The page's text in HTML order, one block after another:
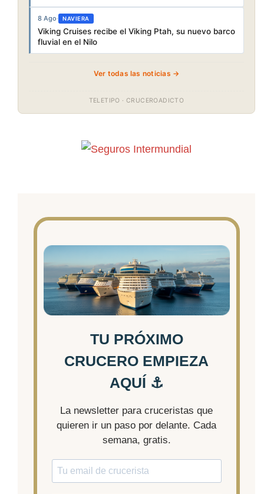
8 Ago· NAVIERA
Viking Cruises recibe el Viking Ptah, su nuevo barco
fluvial en el Nilo
Ver todas las noticias →
TELETIPO · CRUCEROADICTO